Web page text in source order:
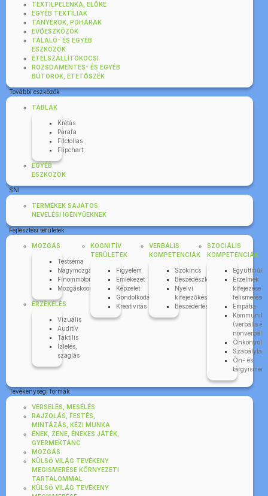
TEXTILPELENKA, ELŐKE
EGYÉB TEXTÍLIÁK
TÁNYÉROK, POHARAK
EVŐESZKÖZÖK
TÁLALÓ- ÉS EGYÉB
ESZKÖZÖK
ÉTELSZÁLLÍTÓKOCSI
ROZSDAMENTES- ÉS EGYÉB
BÚTOROK, ETETŐSZÉK
További eszközök
TÁBLÁK
Krétás
Parafa
Filctollas
Flipchart
EGYÉB
ESZKÖZÖK
SNI
TERMÉKEK SAJÁTOS
NEVELÉSI IGÉNYŰEKNEK
Fejlesztési területek
MOZGÁS
Testséma
Nagymozgás
Finommotorika
Mozgáskoordináció
ÉRZÉKELÉS
Vizuális
Auditív
Taktilis
Ízlelés,
szaglás
KOGNITÍV
TERÜLETEK
Figyelem
Emlékezet
Képzelet
Gondolkodás
Kreativitás
VERBÁLIS
KOMPETENCIÁK
Szókincs
Beszédészlelés
Nyelvi
kifejezőkészség
Beszédértés
SZOCIÁLIS
KOMPETENCIÁK
Érzelmek
kifejezése
felismerése
Empátia
(verbális és
Önkontroll
Ön- és
tárgyismeret
Tevékenységi formák
VERSELÉS, MESÉLÉS
RAJZOLÁS, FESTÉS,
MINTÁZÁS, KÉZI MUNKA
ÉNEK, ZENE, ÉNEKES JÁTÉK,
GYERMEKTÁNC
MOZGÁS
KÜLSŐ VILÁG TEVÉKENY
MEGISMERÉSE KÖRNYEZETI
TARTALOMMAL
KÜLSŐ VILÁG TEVÉKENY